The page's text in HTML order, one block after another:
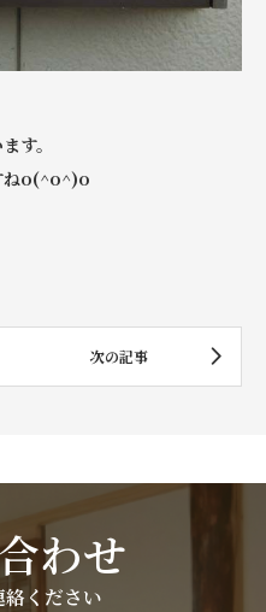
す。
ねo(^o^)o
わせ
ください